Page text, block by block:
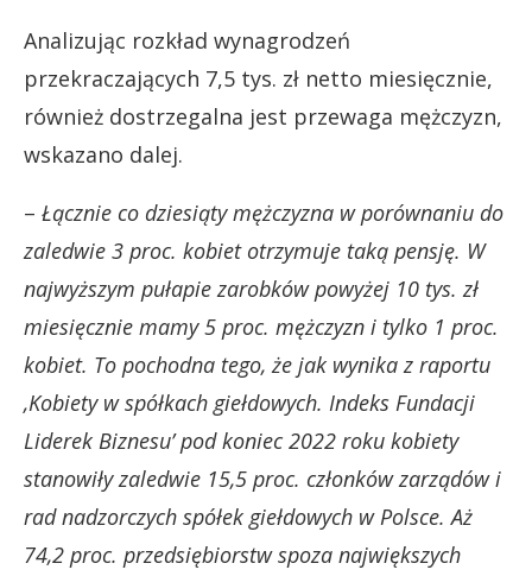
Analizując rozkład wynagrodzeń
przekraczających 7,5 tys. zł netto miesięcznie,
również dostrzegalna jest przewaga mężczyzn,
wskazano dalej.
– Łącznie co dziesiąty mężczyzna w porównaniu do
zaledwie 3 proc. kobiet otrzymuje taką pensję. W
najwyższym pułapie zarobków powyżej 10 tys. zł
miesięcznie mamy 5 proc. mężczyzn i tylko 1 proc.
kobiet. To pochodna tego, że jak wynika z raportu
‚Kobiety w spółkach giełdowych. Indeks Fundacji
Liderek Biznesu’ pod koniec 2022 roku kobiety
stanowiły zaledwie 15,5 proc. członków zarządów i
rad nadzorczych spółek giełdowych w Polsce. Aż
74,2 proc. przedsiębiorstw spoza największych